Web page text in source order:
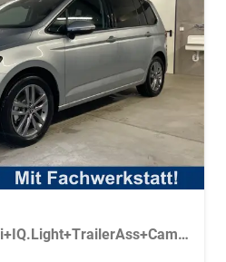
Comfortline 150PS 7Si+IQ.Light+TrailerAss+Cam+Navi+Kamera+Alarm+Kessy+App-Connect